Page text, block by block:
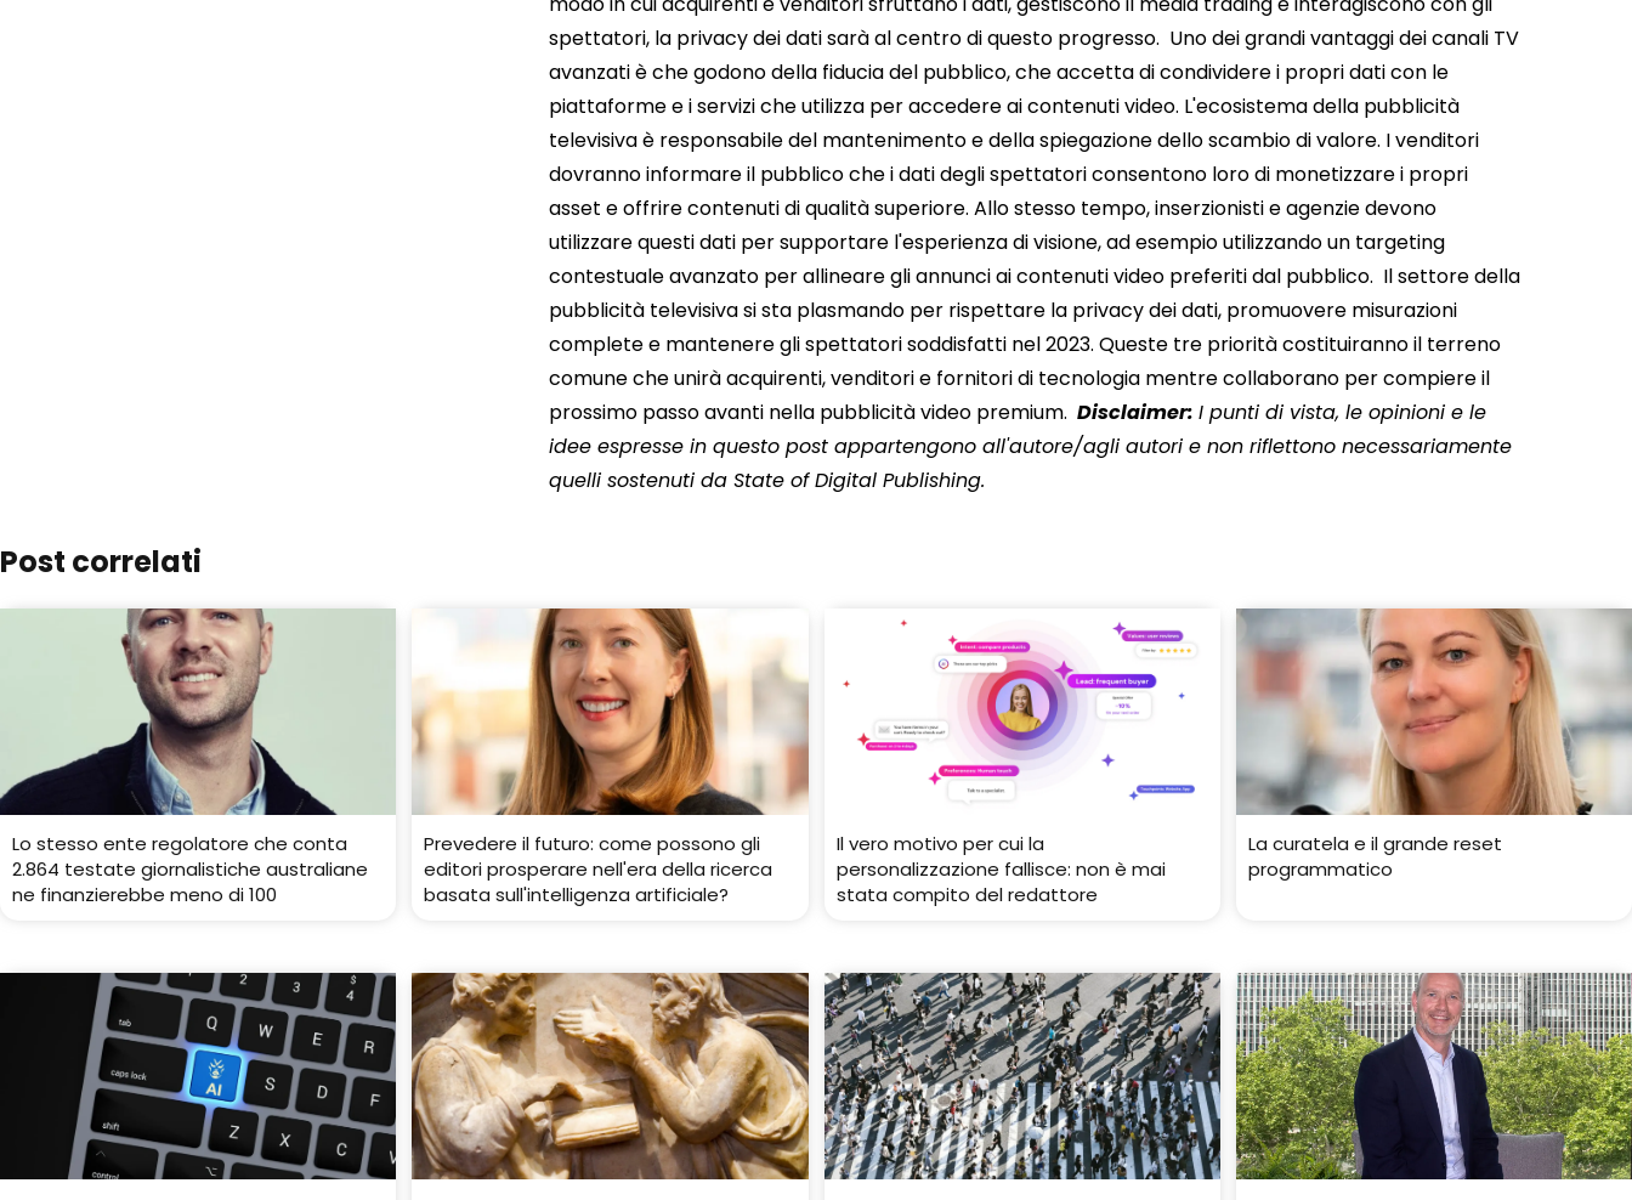
spettatori, la privacy dei dati sarà al centro di questo progresso. Uno dei grandi vantaggi dei canali TV
avanzati è che godono della fiducia del pubblico, che accetta di condividere i propri dati con le
piattaforme e i servizi che utilizza per accedere ai contenuti video. L'ecosistema della pubblicità
televisiva è responsabile del mantenimento e della spiegazione dello scambio di valore. I venditori
dovranno informare il pubblico che i dati degli spettatori consentono loro di monetizzare i propri
asset e offrire contenuti di qualità superiore. Allo stesso tempo, inserzionisti e agenzie devono
utilizzare questi dati per supportare l'esperienza di visione, ad esempio utilizzando un targeting
contestuale avanzato per allineare gli annunci ai contenuti video preferiti dal pubblico. Il settore della
pubblicità televisiva si sta plasmando per rispettare la privacy dei dati, promuovere misurazioni
complete e mantenere gli spettatori soddisfatti nel 2023. Queste tre priorità costituiranno il terreno
comune che unirà acquirenti, venditori e fornitori di tecnologia mentre collaborano per compiere il
prossimo passo avanti nella pubblicità video premium. Disclaimer: I punti di vista, le opinioni e le
idee espresse in questo post appartengono all'autore/agli autori e non riflettono necessariamente
quelli sostenuti da State of Digital Publishing.
Post correlati
Lo stesso ente regolatore che conta
2.864 testate giornalistiche australiane
ne finanzierebbe meno di 100
Prevedere il futuro: come possono gli
editori prosperare nell'era della ricerca
basata sull'intelligenza artificiale?
Il vero motivo per cui la
personalizzazione fallisce: non è mai
stata compito del redattore
La curatela e il grande reset
programmatico